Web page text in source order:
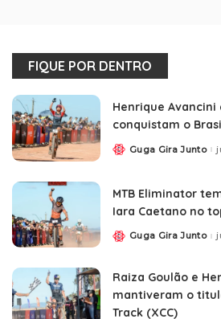
FIQUE POR DENTRO
Henrique Avancini
conquistam o
Guga Gira Junto
MTB Eliminator
Iara Caetano no
Guga Gira Junto
Raiza Goulão e
mantiveram o
Track (XCC)